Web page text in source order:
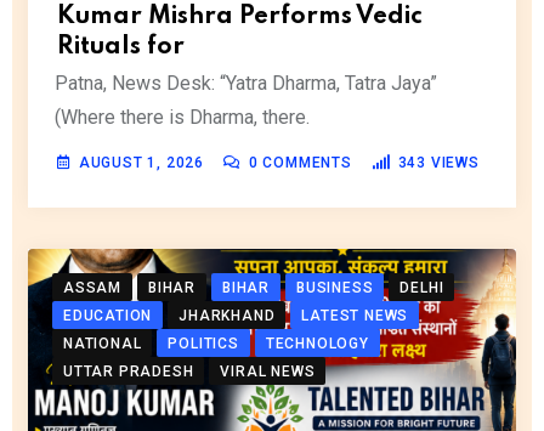
Kumar Mishra Performs Vedic
Rituals for
Patna, News Desk: “Yatra Dharma, Tatra Jaya”
(Where there is Dharma, there.
AUGUST 1, 2026 0 COMMENTS 343 VIEWS
ASSAM BIHAR BIHAR BUSINESS
DELHI
EDUCATION
JHARKHAND
LATEST NEWS
NATIONAL
POLITICS
TECHNOLOGY
UTTAR PRADESH
VIRAL NEWS